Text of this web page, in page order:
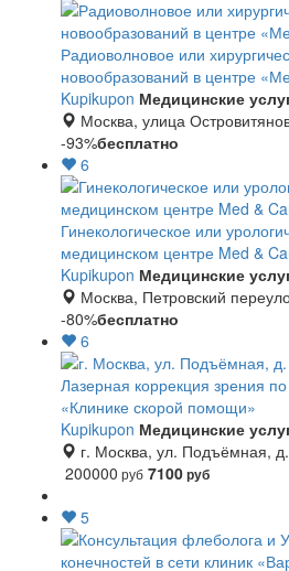
Радиоволновое или
новообразований в центре
Kupikupon Медицинские
Москва, улица
-93%бесплатно
6
Гинекологическое или
медицинском центре Med &
Kupikupon Медицинские
Москва, Петровский
-80%бесплатно
6
Лазерная коррекция зрения
«Клинике скорой помощи»
Kupikupon Медицинские
г. Москва, ул. Подъёмная,
200000 руб 7100руб
5